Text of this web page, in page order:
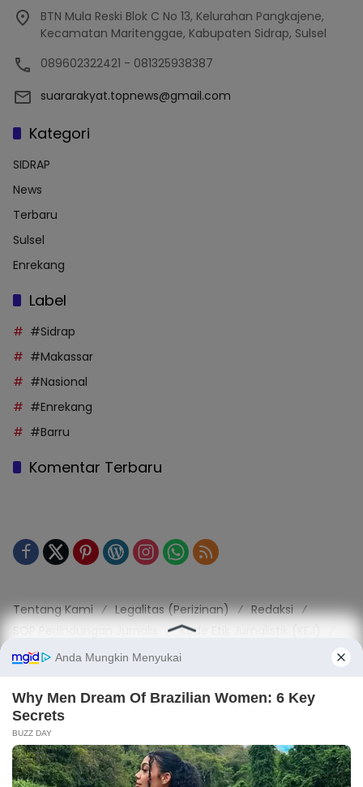
BTN Mula Reski Blok C No 13, Kelurahan Pangkajene,
Kecamatan Maritenggae, Kabupaten Sidrap, Sulsel
089602322421 - 081325938387
suararakyat.topnews@gmail.com
Kategori
SIDRAP
News
Terbaru
Sulsel
Enrekang
Label
#Sidrap
#Makassar
#Nasional
#Enrekang
#Barru
Komentar Terbaru
Tentang Kami Legalitas (Perizinan)
Redaksi
Kode Etik Jurnalistik (KEJ)
Kode Etik Perilaku Perusahaan (KEPP)
Kode Etik Redaksi / Perusahaan PT TOP MEDIA MANDIRI
Disclaimer
Copy Right 2025 | PT. TOP MEDIA MANDIRI